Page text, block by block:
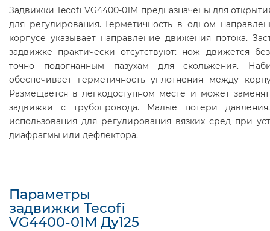
Задвижки Tecofi VG4400-01M предназначены для
для регулирования. Герметичность в одном
корпусе указывает направление движения потока.
задвижке практически отсутствуют: нож движется
точно подогнанным пазухам для скольжения.
обеспечивает герметичность уплотнения между
Размещается в легкодоступном месте и может
задвижки с трубопровода. Малые потери
использования для регулирования вязких сред при
диафрагмы или дефлектора.
Параметры
задвижки Tecofi
VG4400-01M Ду125